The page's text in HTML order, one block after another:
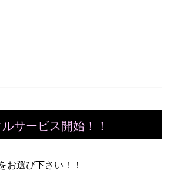
サービス開始！！
お選び下さい！！